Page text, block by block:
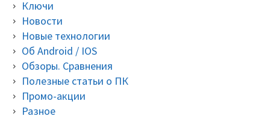
Ключи
Новости
Новые технологии
Об Android / IOS
Обзоры. Сравнения
Полезные статьи о ПК
Промо-акции
Разное